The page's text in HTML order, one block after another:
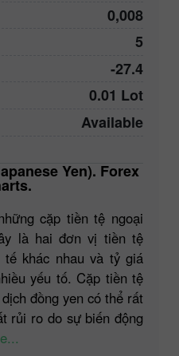
0,008
5
-27.4
0.01 Lot
Available
cặp tiền tệ ngoại
là hai đơn vị tiền tệ
khác nhau và tỷ giá
yếu tố. Cặp tiền tệ
đồng yen có thể rất
rủi ro do sự biến động